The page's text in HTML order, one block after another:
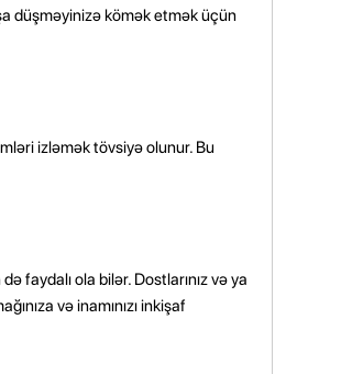
düşməyinizə kömək etmək üçün
izləmək tövsiyə olunur. Bu
faydalı ola bilər. Dostlarınız və ya
və inamınızı inkişaf